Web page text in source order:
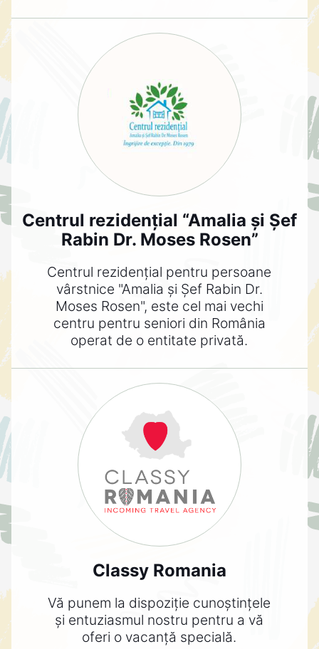
Centrul rezidențial “Amalia și Șef
Rabin Dr. Moses Rosen”
Centrul rezidențial pentru persoane
vârstnice "Amalia și Șef Rabin Dr.
Moses Rosen", este cel mai vechi
centru pentru seniori din România
operat de o entitate privată.
Classy Romania
Vă punem la dispoziție cunoștințele
și entuziasmul nostru pentru a vă
oferi o vacanță specială.